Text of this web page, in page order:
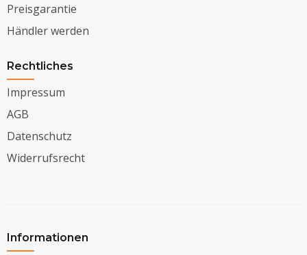
Preisgarantie
Händler werden
Rechtliches
Impressum
AGB
Datenschutz
Widerrufsrecht
Informationen